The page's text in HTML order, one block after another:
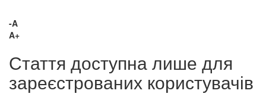
-A
A+
Стаття доступна лише для
зареєстрованих користувачів